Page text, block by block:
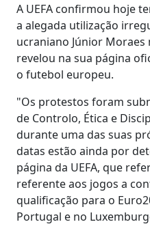
A UEFA confirmou hoje
a alegada utilização
ucraniano Júnior
revelou na sua página
o futebol europeu.
"Os protestos foram
de Controlo, Ética e
durante uma das suas
datas estão ainda por
página da UEFA, que
referente aos jogos a
qualificação para o
Portugal e no